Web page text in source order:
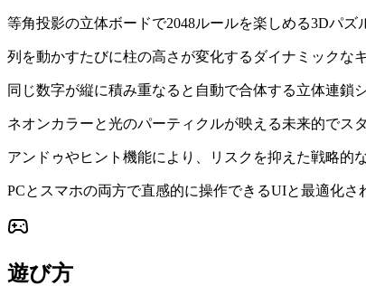
等角投影の立体ボードで2048ルールを楽しめる3Dパズ
列を動かすたびに柱の高さが変化するダイナミックな
同じ数字が縦に積み重なると自動で合体する立体連鎖
ネオンカラーと光のパーティクルが映える未来的でス
アンドゥやヒント機能により、リスクを抑えた戦略的
PCとスマホの両方で直感的に操作できるUIと最適化さ
遊び方